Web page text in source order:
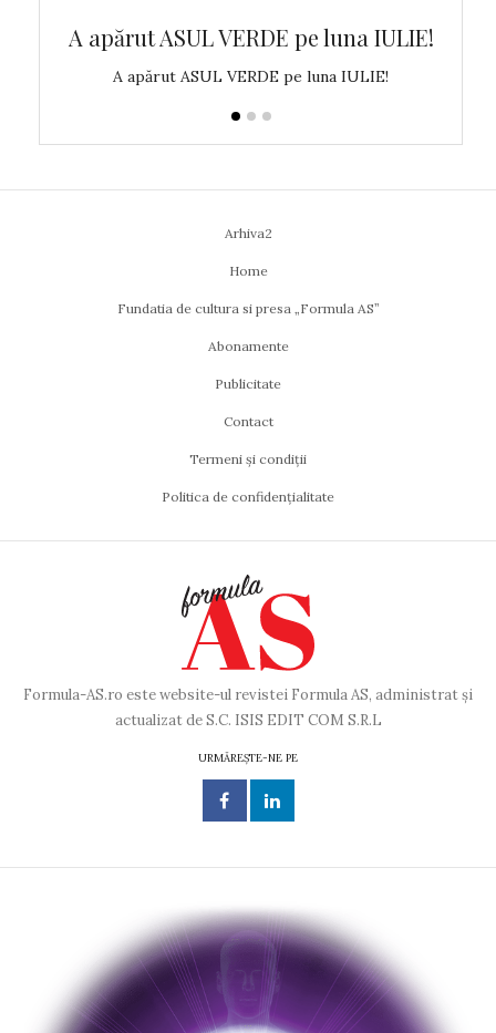
A apărut ASUL VERDE pe luna IULIE!
A apărut ASUL VERDE pe luna IULIE!
Arhiva2
Home
Fundatia de cultura si presa „Formula AS”
Abonamente
Publicitate
Contact
Termeni și condiții
Politica de confidențialitate
Formula-AS.ro este website-ul revistei Formula AS, administrat și
actualizat de S.C. ISIS EDIT COM S.R.L
URMĂREȘTE-NE PE